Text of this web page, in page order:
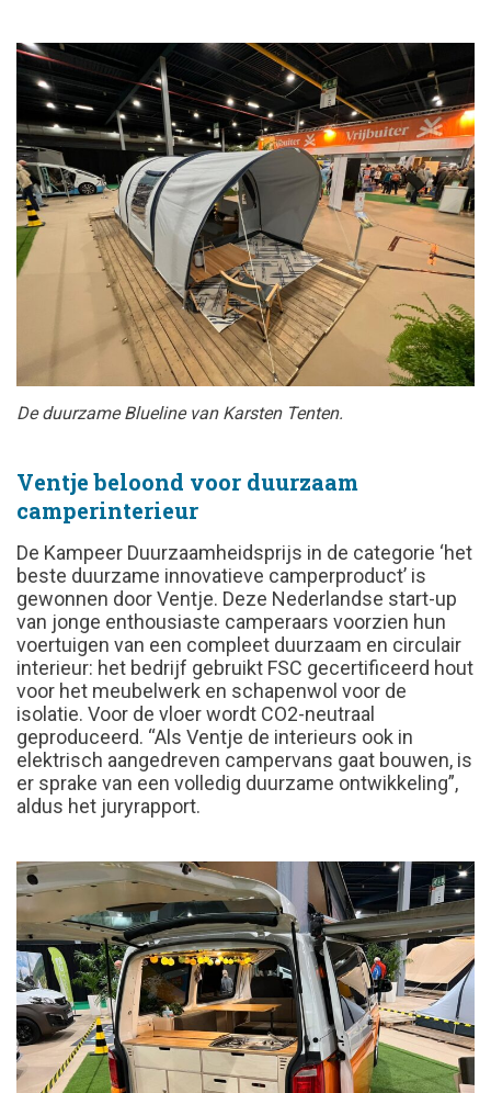
De duurzame Blueline van Karsten Tenten.
Ventje beloond voor duurzaam
camperinterieur
De Kampeer Duurzaamheidsprijs in de categorie ‘het
beste duurzame innovatieve camperproduct’ is
gewonnen door Ventje. Deze Nederlandse start-up
van jonge enthousiaste camperaars voorzien hun
voertuigen van een compleet duurzaam en circulair
interieur: het bedrijf gebruikt FSC gecertificeerd hout
voor het meubelwerk en schapenwol voor de
isolatie. Voor de vloer wordt CO2-neutraal
geproduceerd. “Als Ventje de interieurs ook in
elektrisch aangedreven campervans gaat bouwen, is
er sprake van een volledig duurzame ontwikkeling”,
aldus het juryrapport.